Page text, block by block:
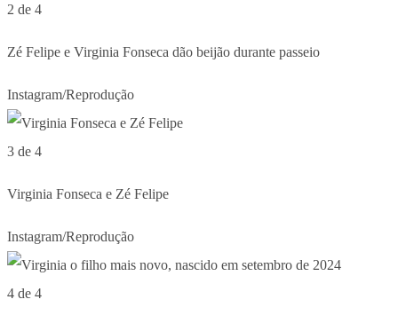
2 de 4
Zé Felipe e Virginia Fonseca dão beijão durante passeio
Instagram/Reprodução
3 de 4
Virginia Fonseca e Zé Felipe
Instagram/Reprodução
4 de 4